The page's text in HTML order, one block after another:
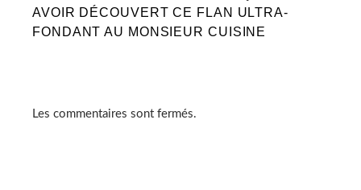
AVOIR DÉCOUVERT CE FLAN ULTRA-
FONDANT AU MONSIEUR CUISINE
Les commentaires sont fermés.